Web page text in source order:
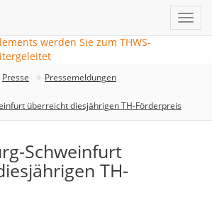
Presse Pressemeldungen
überreicht diesjährigen TH-Förderpreis
Schweinfurt
TH-